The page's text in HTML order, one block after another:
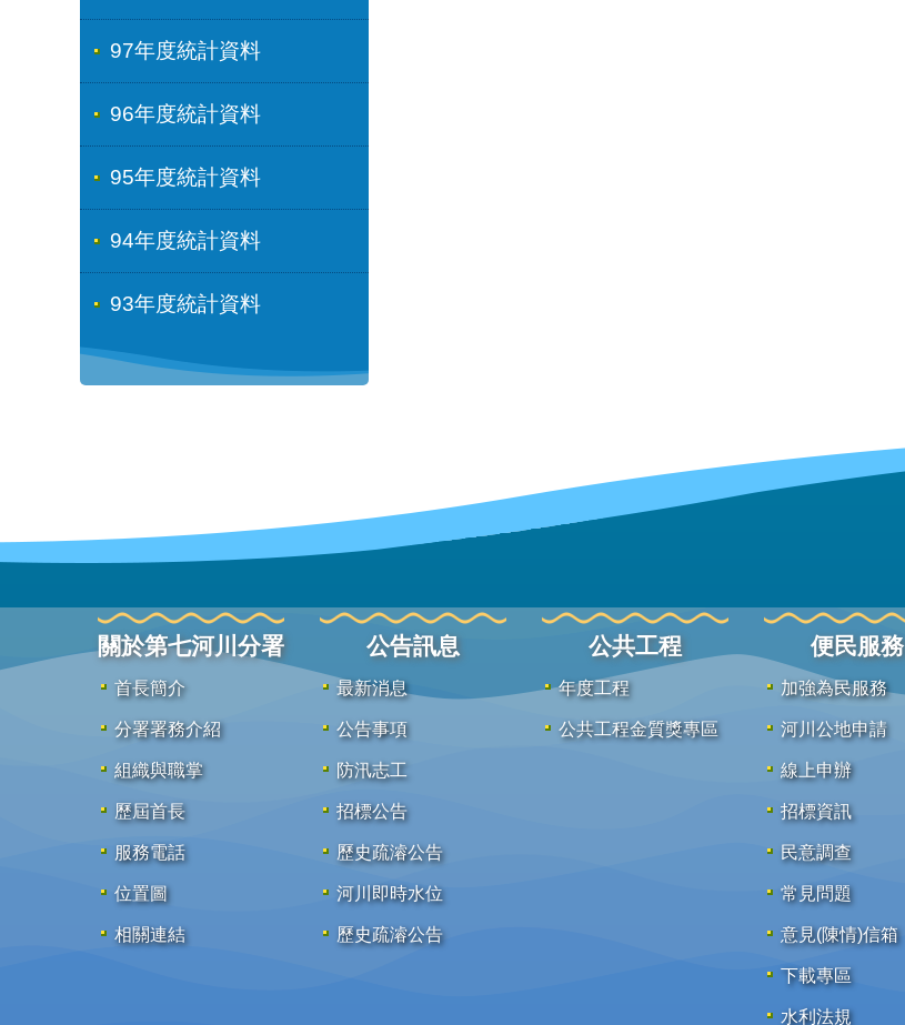
97年度統計資料
96年度統計資料
95年度統計資料
94年度統計資料
93年度統計資料
關於第七河川分署
首長簡介
分署署務介紹
組織與職掌
歷屆首長
服務電話
位置圖
相關連結
公告訊息
最新消息
公告事項
防汛志工
招標公告
歷史疏濬公告
河川即時水位
歷史疏濬公告
公共工程
年度工程
公共工程金質獎專區
便民服務
加強為民服務
河川公地申請
線上申辦
招標資訊
民意調查
常見問題
意見(陳情)信箱
下載專區
水利法規